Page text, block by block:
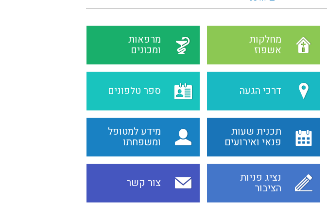
מחלקות
אשפוז
מרפאות
ומכונים
דרכי הגעה ספר טלפונים
תכנית שעות
פנאי ואירועים
מידע למטופל
ומשפחתו
נציג פניות
הציבור צור קשר